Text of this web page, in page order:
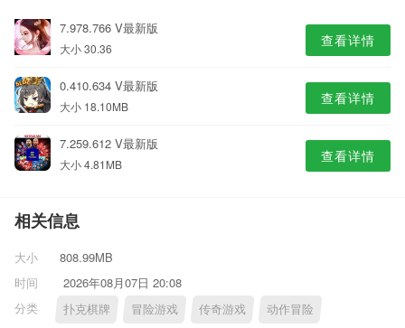
7.978.766 V最新版
大小 30.36 查看详情
0.410.634 V最新版
大小 18.10MB 查看详情
7.259.612 V最新版
大小 4.81MB 查看详情
相关信息
大小
808.99MB
时间
2026年08月07日 20:08
分类
扑克棋牌 冒险游戏 传奇游戏 动作冒险